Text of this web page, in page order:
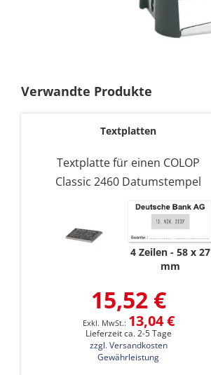
der
Verwandte Produkte
Textplatten
Textplatte für einen COLOP
Classic 2460 Datumstempel
4 Zeilen
58 x 27
mm
15,52 €
13,04 €
Lieferzeit ca. 2-5 Tage
zzgl. Versandkosten
Gewährleistung